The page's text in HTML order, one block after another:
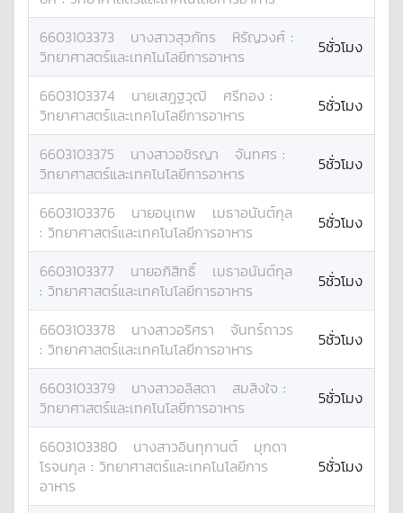
6603103373 นางสาวสุวภัทร หิรัญวงศ์ :
วิทยาศาสตร์และเทคโนโลยีการอาหาร
5ชั่วโมง
6603103374 นายเสฎฐวุฒิ ศรีทอง :
วิทยาศาสตร์และเทคโนโลยีการอาหาร
5ชั่วโมง
6603103375 นางสาวอชิรญา จันทศร :
วิทยาศาสตร์และเทคโนโลยีการอาหาร
5ชั่วโมง
6603103376 นายอนุเทพ
เมธาอนันต์กุล
: วิทยาศาสตร์และเทคโนโลยีการอาหาร 5ชั่วโมง
6603103377 นายอภิสิทธิ์
เมธาอนันต์กุล
: วิทยาศาสตร์และเทคโนโลยีการอาหาร 5ชั่วโมง
6603103378 นางสาวอริศรา
จันทร์ถาวร
: วิทยาศาสตร์และเทคโนโลยีการอาหาร 5ชั่วโมง
6603103379 นางสาวอลิสดา สมสิงใจ :
วิทยาศาสตร์และเทคโนโลยีการอาหาร
5ชั่วโมง
6603103380 นางสาวอินทุกานต์
มุกดา
โรจนกุล : วิทยาศาสตร์และเทคโนโลยีการ
อาหาร
5ชั่วโมง